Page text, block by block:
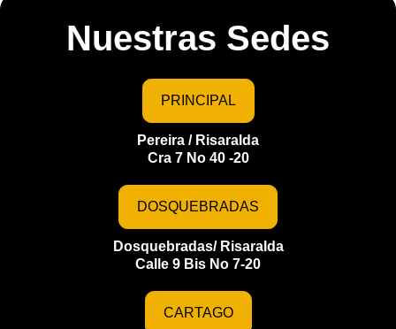
Nuestras Sedes
PRINCIPAL
Pereira / Risaralda
Cra 7 No 40 -20
DOSQUEBRADAS
Dosquebradas/ Risaralda
Calle 9 Bis No 7-20
CARTAGO